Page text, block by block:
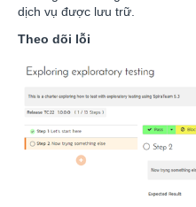
dịch vụ được lưu trữ.
Theo dõi lỗi